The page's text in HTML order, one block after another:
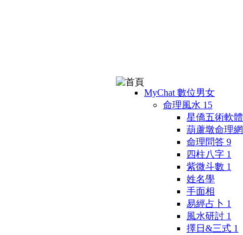
MyChat 數位男女
命理風水 15
星僑五術軟體
葫蘆墩命理網
命理問答 9
四柱八字 1
紫微斗數 1
姓名學
手面相
易經占卜 1
風水研討 1
擇日&三式 1